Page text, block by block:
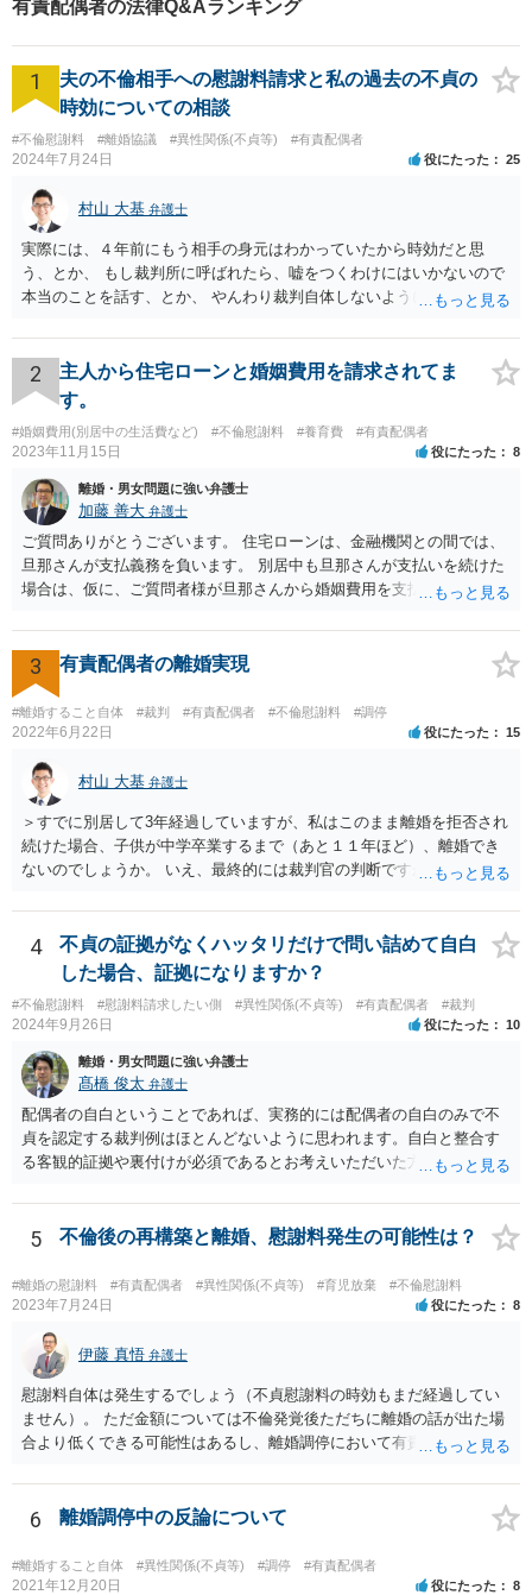
有責配偶者の法律Q&Aランキング
1
夫の不倫相手への慰謝料請求と私の過去の不貞の
時効についての相談
#不倫慰謝料 #離婚協議 #異性関係(不貞等) #有責配偶者
2024年7月24日 役にたった 25
村山 大基 弁護士
実際には、４年前にもう相手の身元はわかっていたから時効だと思
う、とか、 もし裁判所に呼ばれたら、嘘をつくわけにはいかないので
本当のことを話す、とか、 やんわり裁判自体しないように説得するの
2
主人から住宅ローンと婚姻費用を請求されてま
す。
#婚姻費用(別居中の生活費など) #不倫慰謝料 #養育費 #有責配偶者
2023年11月15日 役にたった 8
離婚・男女問題に強い弁護士
加藤 善大 弁護士
ご質問ありがとうございます。 住宅ローンは、金融機関との間では、
旦那さんが支払義務を負います。 別居中も旦那さんが支払いを続けた
場合は、仮に、ご質問者様が旦那さんから婚姻費用を支払ってもらう
部の額を引いた額が婚姻費用として支払われることになることが多い
です。 また、離婚をする際の財産分与において考慮されることもあり
ます。 他方、旦那さんが住宅ローンを支払わなくなってしまう場合が
あります。 その場合に、ご質問者様が、その後もご自宅に住み続けた
い場合は、実質的にご質問者様が住宅ローンをお支払になる必要が出
て、強制的にご自宅が売却されてしまう可能性があるからです。 可能
であれば、婚姻費用の額、親権を取得するために現時点でしておくべ
きこと等も含め、お近くの弁護士に直接相談して、アドバイス等を求
めることをお勧めします。
3 有責配偶者の離婚実現
#離婚すること自体 #裁判 #有責配偶者 #不倫慰謝料 #調停
2022年6月22日 役にたった 15
村山 大基 弁護士
＞すでに別居して3年経過していますが、私はこのまま離婚を拒否され
続けた場合、子供が中学卒業するまで（あと１１年ほど）、離婚でき
ないのでしょうか。 いえ、最終的には裁判官の判断ですが、現時点で
に離婚できない、ということもないと思います。 すでに依頼されてい
るということですし、例えば離婚後の養育費額について譲歩するなど
離婚の条件含めて、考えておられる通り打診してみると良いと思いま
す。 また、調停で第三者を介して再度協議してみる、ということも考
えられます。
4
不貞の証拠がなくハッタリだけで問い詰めて自白
した場合、証拠になりますか？
#不倫慰謝料 #慰謝料請求したい側 #異性関係(不貞等) #有責配偶者 #裁判
2024年9月26日 役にたった 10
離婚・男女問題に強い弁護士
髙橋 俊太 弁護士
配偶者の自白ということであれば、実務的には配偶者の自白のみで不
貞を認定する裁判例はほとんどないように思われます。自白と整合す
る客観的証拠や裏付けが必須であるとお考えいただいた方がよいでし
5 不倫後の再構築と離婚、慰謝料発生の可能性は？
#離婚の慰謝料 #有責配偶者 #異性関係(不貞等) #育児放棄 #不倫慰謝料
2023年7月24日 役にたった 8
伊藤 真悟 弁護士
慰謝料自体は発生するでしょう（不貞慰謝料の時効もまだ経過してい
ません）。 ただ金額については不倫発覚後ただちに離婚の話が出た場
合より低くできる可能性はあるし、離婚調停において有責配偶者の主
主張は考えられます。 養育費なども含めて一度弁護士に相談すること
を勧めます。
6 離婚調停中の反論について
#離婚すること自体 #異性関係(不貞等) #調停 #有責配偶者
2021年12月20日 役にたった 8